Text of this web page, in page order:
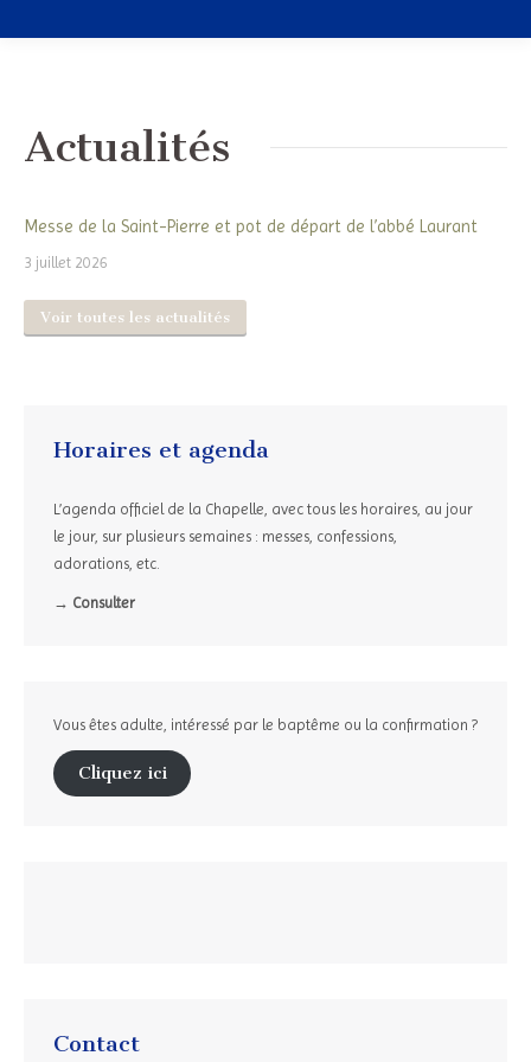
Actualités
Messe de la Saint-Pierre et pot de départ de l’abbé Laurant
3 juillet 2026
Voir toutes les actualités
Horaires et agenda
L’agenda officiel de la Chapelle, avec tous les horaires, au jour
le jour, sur plusieurs semaines : messes, confessions,
adorations, etc.
→ Consulter
Vous êtes adulte, intéressé par le baptême ou la confirmation ?
Cliquez ici
Contact